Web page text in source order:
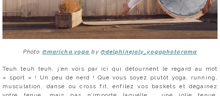
Photo @maricha.yoga by @delphinejoly_yogaphotorama
Teuh teuh teuh, j’en vois par ici qui détournent le regard au mot
« sport » ! Un peu de nerd ! Que vous soyez plutôt yoga, running,
musculation, danse ou cross fit, enfilez vos baskets et dégainez